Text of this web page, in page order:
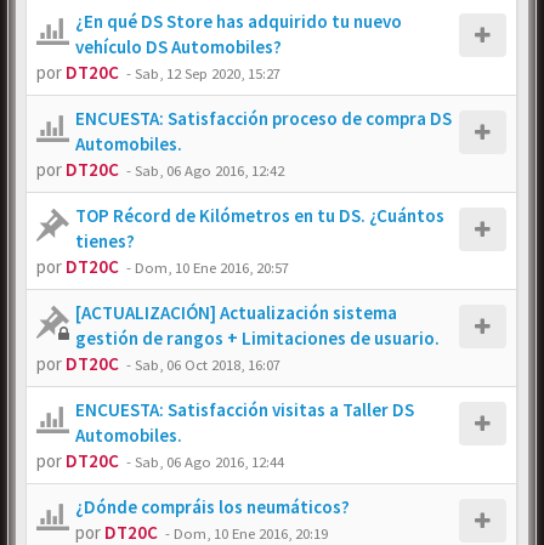
¿En qué DS Store has adquirido tu nuevo
vehículo DS Automobiles?
por DT20C -Sab, 12 Sep 2020, 15:27
ENCUESTA: Satisfacción proceso de compra DS
Automobiles.
por DT20C -Sab, 06 Ago 2016, 12:42
TOP Récord de Kilómetros en tu DS. ¿Cuántos
tienes?
por DT20C - Dom, 10 Ene 2016, 20:57
[ACTUALIZACIÓN] Actualización sistema
gestión de rangos + Limitaciones de usuario.
por DT20C -Sab, 06 Oct 2018, 16:07
ENCUESTA: Satisfacción visitas a Taller DS
Automobiles.
por DT20C -Sab, 06 Ago 2016, 12:44
¿Dónde compráis los neumáticos?
por DT20C - Dom, 10 Ene 2016, 20:19